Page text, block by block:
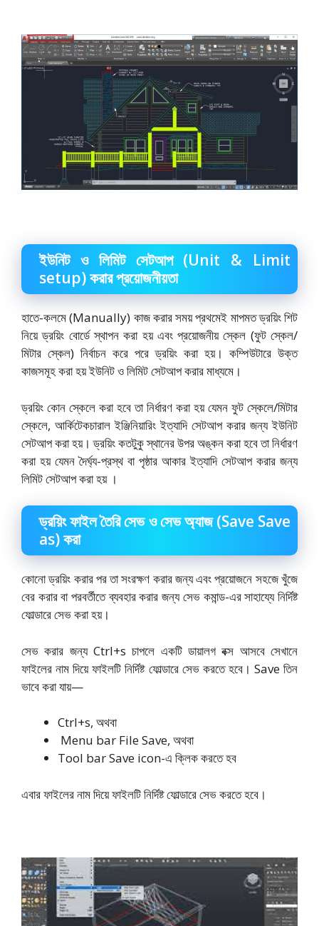
ইউনিট ও লিমিট সেটআপ (Unit & Limit
setup) করার প্রয়োজনীয়তা
হাতে-কলমে (Manually) কাজ করার সময় প্রথমেই মাপমত ড্রয়িং শিট
নিয়ে ড্রয়িং বোর্ডে স্থাপন করা হয় এবং প্রয়োজনীয় স্কেল (ফুট স্কেল/
মিটার স্কেল) নির্বাচন করে পরে ড্রয়িং করা হয়। কম্পিউটারে উক্ত
কাজসমূহ করা হয় ইউনিট ও লিমিট সেটআপ করার মাধ্যমে।
ড্রয়িং কোন স্কেলে করা হবে তা নির্ধারণ করা হয় যেমন ফুট স্কেলে/মিটার
স্কেলে, আর্কিটেকচারাল ইঞ্জিনিয়ারিং ইত্যাদি সেটআপ করার জন্য ইউনিট
সেটআপ করা হয়। ড্রয়িং কতটুকু স্থানের উপর অঙ্কন করা হবে তা নির্ধারণ
করা হয় যেমন দৈর্ঘ্য-প্রস্থ বা পৃষ্ঠার আকার ইত্যাদি সেটআপ করার জন্য
লিমিট সেটআপ করা হয় ।
ড্রয়িং ফাইল তৈরি সেভ ও সেভ অ্যাজ (Save Save
as) করা
কোনো ড্রয়িং করার পর তা সংরক্ষণ করার জন্য এবং প্রয়োজনে সহজে খুঁজে
বের করার বা পরবর্তীতে ব্যবহার করার জন্য সেভ কমান্ড-এর সাহায্যে নির্দিষ্ট
ফোল্ডারে সেভ করা হয়।
সেভ করার জন্য Ctrl+s চাপলে একটি ডায়ালগ বক্স আসবে সেখানে
ফাইলের নাম দিয়ে ফাইলটি নির্দিষ্ট ফোল্ডারে সেভ করতে হবে। Save তিন
ভাবে করা যায়—
Ctrl+s, অথবা
Menu bar File Save, অথবা
Tool bar Save icon-এ ক্লিক করতে হব
এবার ফাইলের নাম দিয়ে ফাইলটি নির্দিষ্ট ফোল্ডারে সেভ করতে হবে।